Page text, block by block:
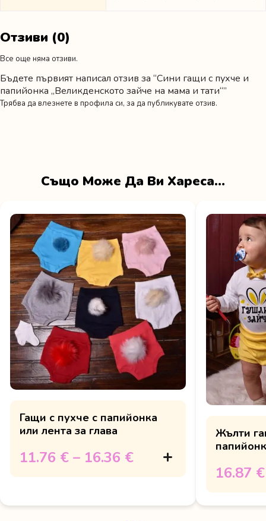
Отзиви (0)
Все още няма отзиви.
Бъдете първият написал отзив за “Сини гащи с пухче и
папийонка „Великденското зайче на мама и тати“”
Трябва да влезнете в профила си, за да публикувате отзив.
Също Може Да Ви Хареса…
Гащи с пухче с папийонка
или лента за глава
11.76 € – 16.36 €
Жълти
зайче"
16.87 €